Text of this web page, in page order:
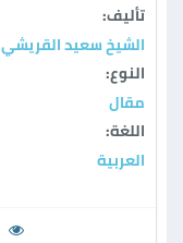
تأليف:
الشيخ سعيد القريشي
النوع:
مقال
اللغة:
العربية